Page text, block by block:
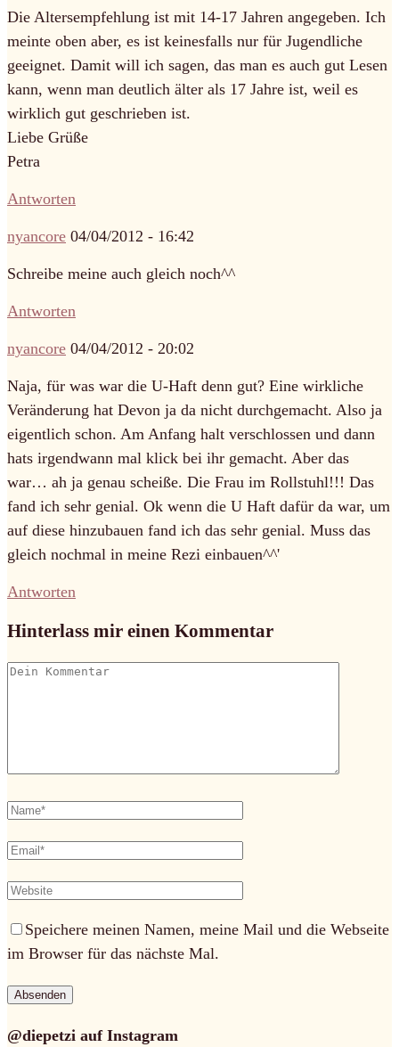
Die Altersempfehlung ist mit 14-17 Jahren angegeben. Ich
meinte oben aber, es ist keinesfalls nur für Jugendliche
geeignet. Damit will ich sagen, das man es auch gut Lesen
kann, wenn man deutlich älter als 17 Jahre ist, weil es
wirklich gut geschrieben ist.
Liebe Grüße
Petra
Antworten
nyancore 04/04/2012 - 16:42
Schreibe meine auch gleich noch^^
Antworten
nyancore 04/04/2012 - 20:02
Naja, für was war die U-Haft denn gut? Eine wirkliche
Veränderung hat Devon ja da nicht durchgemacht. Also ja
eigentlich schon. Am Anfang halt verschlossen und dann
hats irgendwann mal klick bei ihr gemacht. Aber das
war… ah ja genau scheiße. Die Frau im Rollstuhl!!! Das
fand ich sehr genial. Ok wenn die U Haft dafür da war, um
auf diese hinzubauen fand ich das sehr genial. Muss das
gleich nochmal in meine Rezi einbauen^^'
Antworten
Hinterlass mir einen Kommentar
Speichere meinen Namen, meine Mail und die Webseite
im Browser für das nächste Mal.
@diepetzi auf Instagram